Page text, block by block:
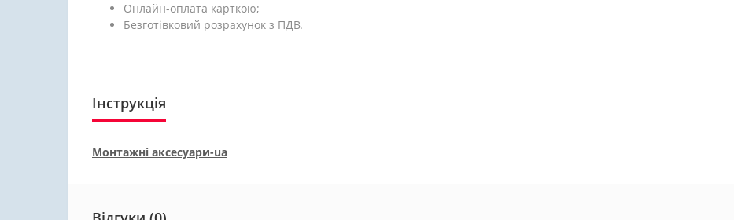
Онлайн-оплата карткою;
Безготівковий розрахунок з ПДВ.
Інструкція
Монтажні аксесуари-ua